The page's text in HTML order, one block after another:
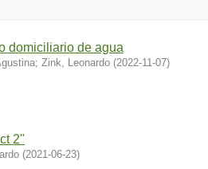
domiciliario de agua
; Zink, Leonardo (2022-11-07)
2"
(2021-06-23)